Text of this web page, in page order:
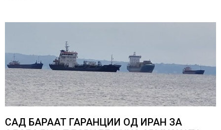
САД БАРААТ ГАРАНЦИИ ОД ИРАН ЗА